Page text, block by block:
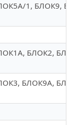
1, БЛОК9,
БЛОК2,
БЛОК9А,